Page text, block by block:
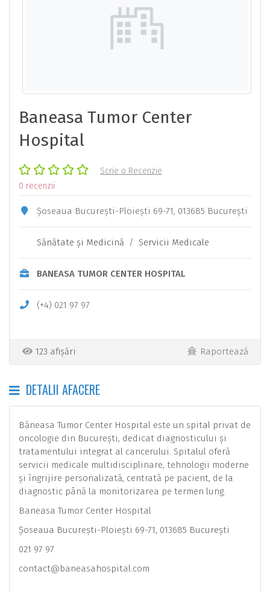
Baneasa Tumor Center
Hospital
Scrie o Recenzie
0 recenzii
Șoseaua București-Ploiești 69-71, 013685 București
Sănătate şi Medicină / Servicii Medicale
BANEASA TUMOR CENTER HOSPITAL
(+4) 021 97 97
123 afișări Raportează
DETALII AFACERE
Băneasa Tumor Center Hospital este un spital privat de
oncologie din București, dedicat diagnosticului și
tratamentului integrat al cancerului. Spitalul oferă
servicii medicale multidisciplinare, tehnologii moderne
și îngrijire personalizată, centrată pe pacient, de la
diagnostic până la monitorizarea pe termen lung.
Baneasa Tumor Center Hospital
Șoseaua București-Ploiești 69-71, 013685 București
021 97 97
contact@baneasahospital.com